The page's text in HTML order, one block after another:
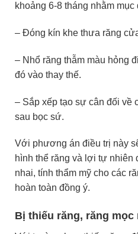
khoảng 6-8 tháng nhằm mục
– Đóng kín khe thưa răng
– Nhổ răng thẫm màu hỏng
đó vào thay thế.
– Sắp xếp tạo sự cân đối về
sau bọc sứ.
Với phương án điều trị này
hình thể răng và lợi tự nhiên
nhai, tính thẩm mỹ cho các
hoàn toàn đồng ý.
Bị thiếu răng, răng mọc